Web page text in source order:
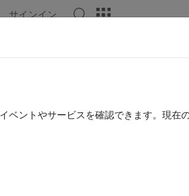
サインイン
ベントやサービスを確認できます。現在